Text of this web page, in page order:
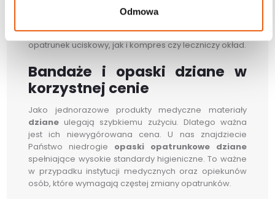
Odmowa
gazę lub kompres – nie powinno się ich stosować
dzianypowinien utrzymać zarówno interwencyjny
opatrunek uciskowy, jak i kompres czy leczniczy okład.
Bandaże i opaski dziane w
korzystnej cenie
Jako jednorazowe produkty medyczne materiały
dziane ulegają szybkiemu zużyciu. Dlatego ważna
jest ich niewygórowana cena. U nas znajdziecie
Państwo niedrogie opaski opatrunkowe dziane
spełniające wysokie standardy higieniczne. To ważne
w przypadku instytucji medycznych oraz opiekunów
osób, które wymagają częstej zmiany opatrunków.